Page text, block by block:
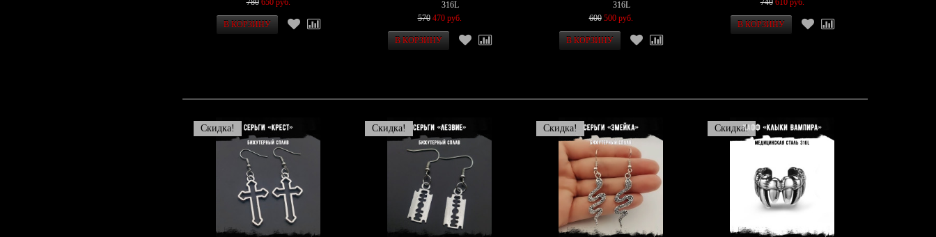
780 650 руб.
316L
570 470 руб.
316L
600 500 руб.
740 610 руб.
Скидка! Скидка! Скидка! Скидка!